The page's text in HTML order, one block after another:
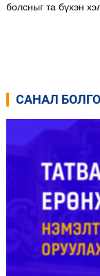
болсныг та бүхэн
САНАЛ